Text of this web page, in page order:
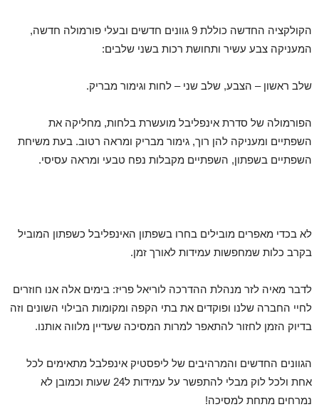
הקולקציה החדשה כוללת 9 גוונים חדשים ובעלי פורמולה חדשה,
המעניקה צבע עשיר ותחושת רכות בשני שלבים:
שלב ראשון – הצבע, שלב שני – לחות וגימור מבריק.
הפורמולה של סדרת אינפליבל מועשרת בלחות, מחליקה את
השפתיים ומעניקה להן רוך, גימור מבריק ומראה רטוב. בעת משיחת
השפתיים בשפתון, השפתיים מקבלות נפח טבעי ומראה עסיסי.
לא בכדי מאפרים מובילים בחרו בשפתון האינפליבל כשפתון המוביל
בקרב כלות שמחפשות עמידות לאורך זמן.
לדבר מאיה לזר מנהלת ההדרכה לוריאל פריז: בימים אלה אנו חוזרים
לחיי החברה שלנו ופוקדים את בתי הקפה ומקומות הבילוי השונים וזה
בדיוק הזמן לחזור להתאפר למרות המסיכה שעדיין מלווה אותנו.
הגוונים החדשים והמרהיבים של ליפסטיק אינפלבל מתאימים לכל
אחת ולכל לוק מבלי להתפשר על עמידות ל24 שעות וכמובן לא
נמרחים מתחת למסיכה!